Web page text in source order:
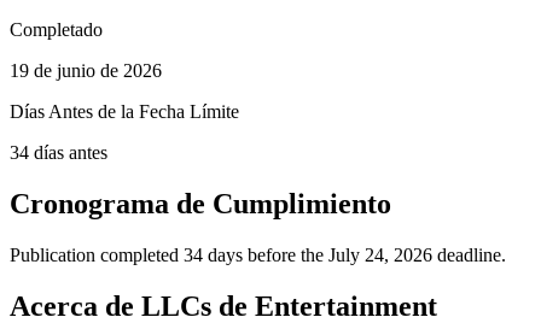
Completado
19 de junio de 2026
Días Antes de la Fecha Límite
34 días antes
Cronograma de Cumplimiento
Publication completed 34 days before the July 24, 2026 deadline.
Acerca de LLCs de Entertainment